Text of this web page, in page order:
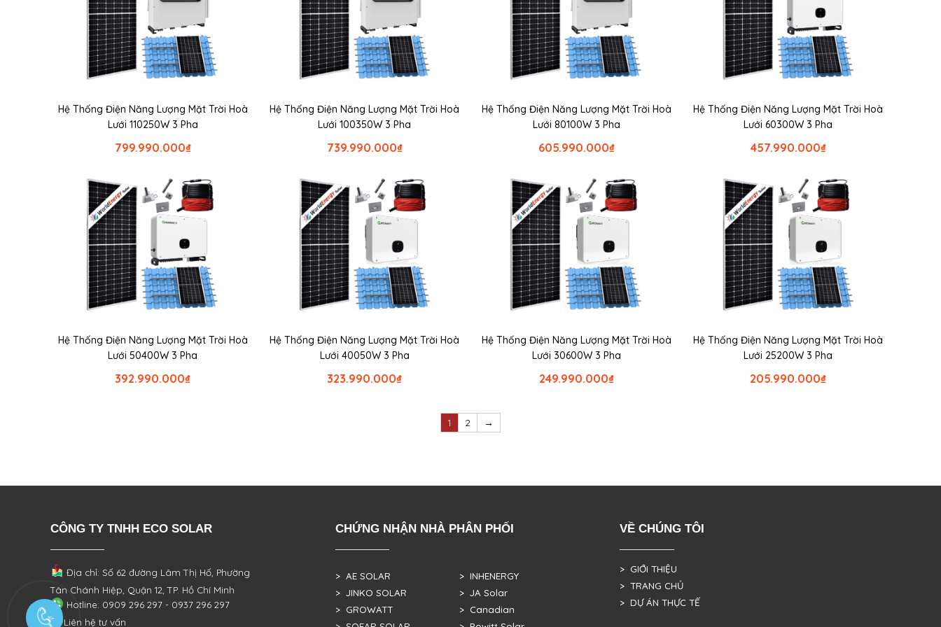
Hệ Thống Điện Năng Lượng Mặt Trời Hoà
Lưới 110250W 3 Pha
₫
799.990.000
Hệ Thống Điện Năng Lượng Mặt Trời Hoà
Lưới 100350W 3 Pha
₫
739.990.000
Hệ Thống Điện Năng Lượng Mặt Trời Hoà
Lưới 80100W 3 Pha
₫
605.990.000
Hệ Thống Điện Năng Lượng Mặt Trời Hoà
Lưới 60300W 3 Pha
₫
457.990.000
Hệ Thống Điện Năng Lượng Mặt Trời Hoà
Lưới 50400W 3 Pha
₫
392.990.000
Hệ Thống Điện Năng Lượng Mặt Trời Hoà
Lưới 40050W 3 Pha
₫
323.990.000
Hệ Thống Điện Năng Lượng Mặt Trời Hoà
Lưới 30600W 3 Pha
₫
249.990.000
Hệ Thống Điện Năng Lượng Mặt Trời Hoà
Lưới 25200W 3 Pha
₫
205.990.000
1 2 →
CÔNG TY TNHH ECO SOLAR
Địa chỉ: Số 62 đường Lâm Thị Hố, Phường
Tân Chánh Hiệp, Quận 12, TP. Hồ Chí Minh
Hotline: 0909 296 297 - 0937 296 297
Liên hệ tư vấn
CHỨNG NHẬN NHÀ PHÂN PHỐI
> AE SOLAR
> JINKO SOLAR
> GROWATT
> INHENERGY
> JA Solar
> Canadian
VỀ CHÚNG TÔI
> GIỚI THIỆU
> TRANG CHỦ
> DỰ ÁN THỰC TẾ